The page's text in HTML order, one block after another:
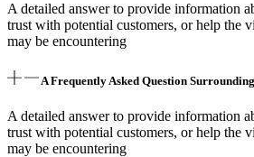
A detailed answer to provide information
trust with potential customers, or help the
may be encountering
A Frequently Asked Question
A detailed answer to provide information
trust with potential customers, or help the
may be encountering